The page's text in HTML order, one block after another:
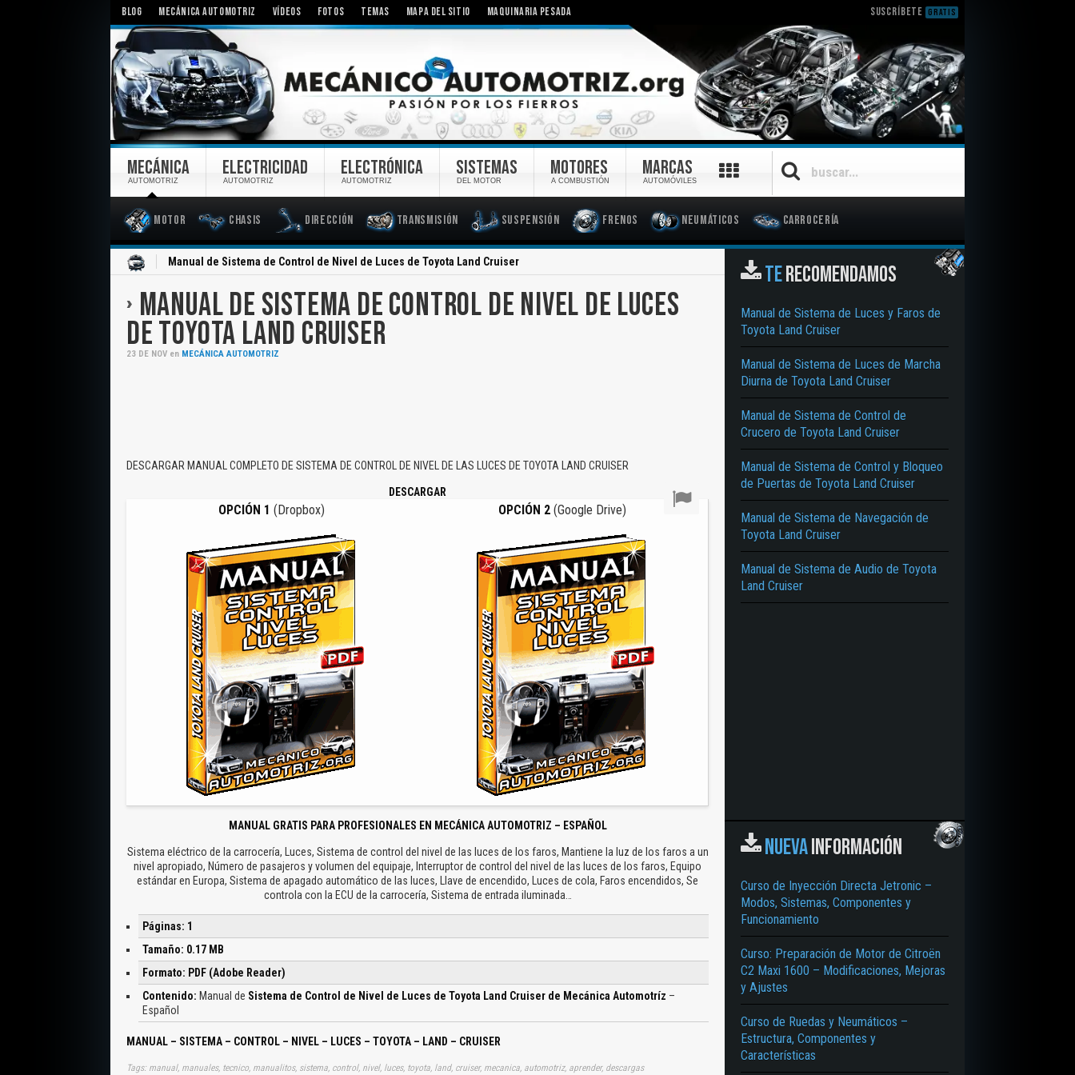
BLOG MECÁNICA AUTOMOTRIZ VÍDEOS FOTOS TEMAS MAPA DEL SITIO MAQUINARIA PESADA SUSCRÍBETE GRATIS
MECÁNICA
AUTOMOTRIZ
Motor Chasis Dirección Transmisión Suspensión Frenos Neumáticos Carrocería
ELECTRICIDAD
AUTOMOTRIZ
ELECTRÓNICA
AUTOMOTRIZ
SISTEMAS
DEL MOTOR
MOTORES
A COMBUSTIÓN
MARCAS
AUTOMÓVILES
Manual de Sistema de Control de Nivel de Luces de Toyota Land Cruiser
MANUAL DE SISTEMA DE CONTROL DE NIVEL DE LUCES
DE TOYOTA LAND CRUISER
23 DE NOV en MECÁNICA AUTOMOTRIZ
DESCARGAR MANUAL COMPLETO DE SISTEMA DE CONTROL DE NIVEL DE LAS LUCES DE TOYOTA LAND CRUISER
DESCARGAR
OPCIÓN 1 (Dropbox) OPCIÓN 2 (Google Drive)
MANUAL GRATIS PARA PROFESIONALES EN MECÁNICA AUTOMOTRIZ – ESPAÑOL
Sistema eléctrico de la carrocería, Luces, Sistema de control del nivel de las luces de los faros, Mantiene la luz de los faros a un
nivel apropiado, Número de pasajeros y volumen del equipaje, Interruptor de control del nivel de las luces de los faros, Equipo
estándar en Europa, Sistema de apagado automático de las luces, Llave de encendido, Luces de cola, Faros encendidos, Se
controla con la ECU de la carrocería, Sistema de entrada iluminada…
Páginas: 1
Tamaño: 0.17 MB
Formato: PDF (Adobe Reader)
Contenido: Manual de Sistema de Control de Nivel de Luces de Toyota Land Cruiser de Mecánica Automotríz –
Español
MANUAL – SISTEMA – CONTROL – NIVEL – LUCES – TOYOTA – LAND – CRUISER
Tags: manual, manuales, tecnico, manualitos, sistema, control, nivel, luces, toyota, land, cruiser, mecanica, automotriz, aprender, descargas
TERECOMENDAMOS
Manual de Sistema de Luces y Faros de
Toyota Land Cruiser
Manual de Sistema de Luces de Marcha
Diurna de Toyota Land Cruiser
Manual de Sistema de Control de
Crucero de Toyota Land Cruiser
Manual de Sistema de Control y Bloqueo
de Puertas de Toyota Land Cruiser
Manual de Sistema de Navegación de
Toyota Land Cruiser
Manual de Sistema de Audio de Toyota
Land Cruiser
NUEVAINFORMACIÓN
Curso de Inyección Directa Jetronic –
Modos, Sistemas, Componentes y
Funcionamiento
Curso: Preparación de Motor de Citroën
C2 Maxi 1600 – Modificaciones, Mejoras
y Ajustes
Curso de Ruedas y Neumáticos –
Estructura, Componentes y
Características